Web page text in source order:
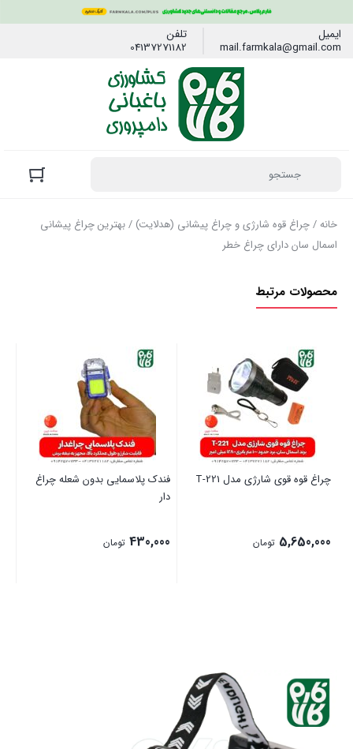
ایمیل
mail.farmkala@gmail.com
تلفن
04137271182
خانه/چراغ قوه شارژی و چراغ پیشانی (هدلایت)
/ بهترین چراغ پیشانی
اسمال سان دارای چراغ خطر
محصولات مرتبط
چراغ قوه قوی شارژی مدل T-221
5,650,000 تومان
فندک پلاسمایی بدون شعله چراغ
دار
430,000 تومان